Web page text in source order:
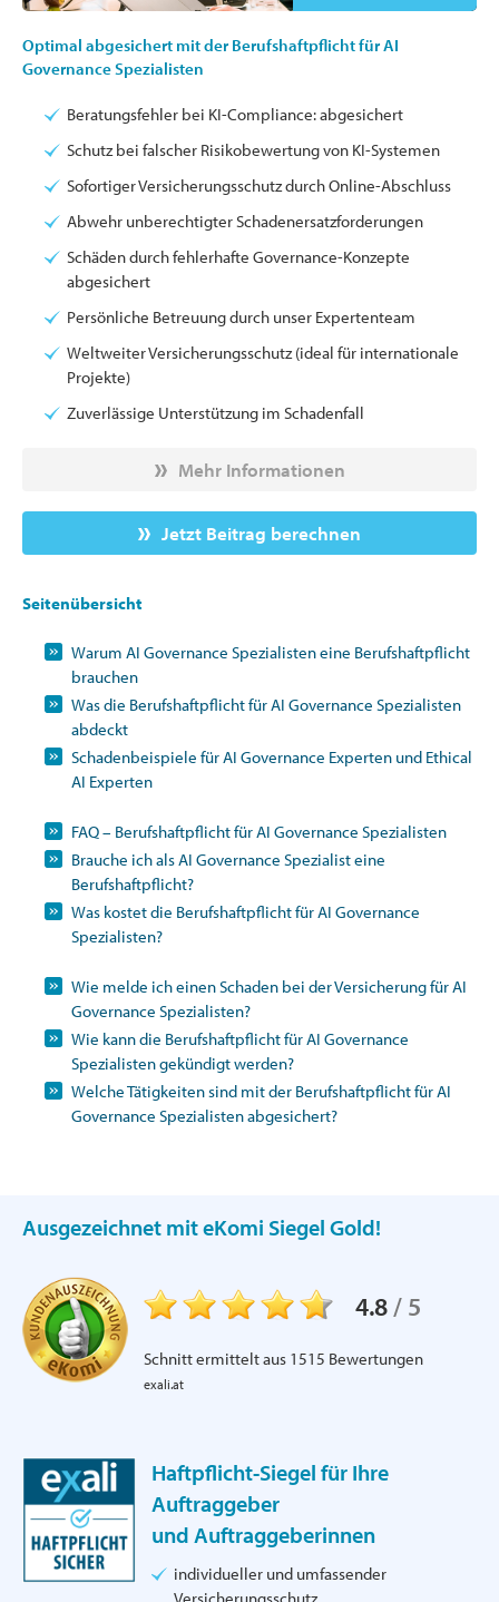
Optimal abgesichert mit der Berufshaftpflicht für AI
Governance Spezialisten
Beratungsfehler bei KI-Compliance: abgesichert
Schutz bei falscher Risikobewertung von KI-Systemen
Sofortiger Versicherungsschutz durch Online-Abschluss
Abwehr unberechtigter Schadenersatzforderungen
Schäden durch fehlerhafte Governance-Konzepte
abgesichert
Persönliche Betreuung durch unser Expertenteam
Weltweiter Versicherungsschutz (ideal für internationale
Projekte)
Zuverlässige Unterstützung im Schadenfall
Mehr Informationen
Jetzt Beitrag berechnen
Seitenübersicht
Warum AI Governance Spezialisten eine Berufshaftpflicht
brauchen
Was die Berufshaftpflicht für AI Governance Spezialisten
abdeckt
Schadenbeispiele für AI Governance Experten und Ethical
AI Experten
FAQ – Berufshaftpflicht für AI Governance Spezialisten
Brauche ich als AI Governance Spezialist eine
Berufshaftpflicht?
Was kostet die Berufshaftpflicht für AI Governance
Spezialisten?
Wie melde ich einen Schaden bei der Versicherung für AI
Governance Spezialisten?
Wie kann die Berufshaftpflicht für AI Governance
Spezialisten gekündigt werden?
Welche Tätigkeiten sind mit der Berufshaftpflicht für AI
Governance Spezialisten abgesichert?
Ausgezeichnet mit eKomi Siegel Gold!
4.8/ 5
Schnitt ermittelt aus 1515 Bewertungen
exali.at
Haftpflicht-Siegel für Ihre
Auftraggeber
und Auftraggeberinnen
individueller und umfassender